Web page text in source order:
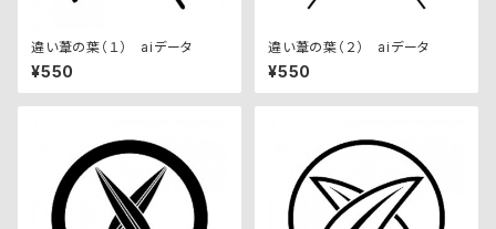
違い葦の葉（１） aiデータ
¥550
違い葦の葉（２） aiデータ
¥550